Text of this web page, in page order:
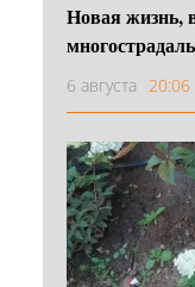
Новая жизнь,
6 августа 20:06